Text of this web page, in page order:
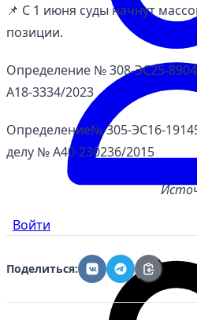
Войти
📌 С 1 июня суды начнут
позиции.
Определение № 308-ЭС25-
А18-3334/2023
Определение№ 305-ЭС16-
делу № А40-230236/2015
Поделиться: